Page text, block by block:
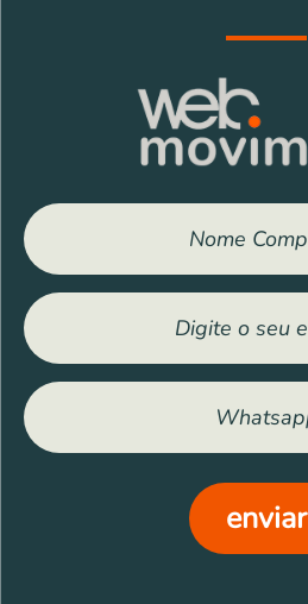
Outros bens
Eletrônicos
Eletrodomésticos
Móveis
enviar